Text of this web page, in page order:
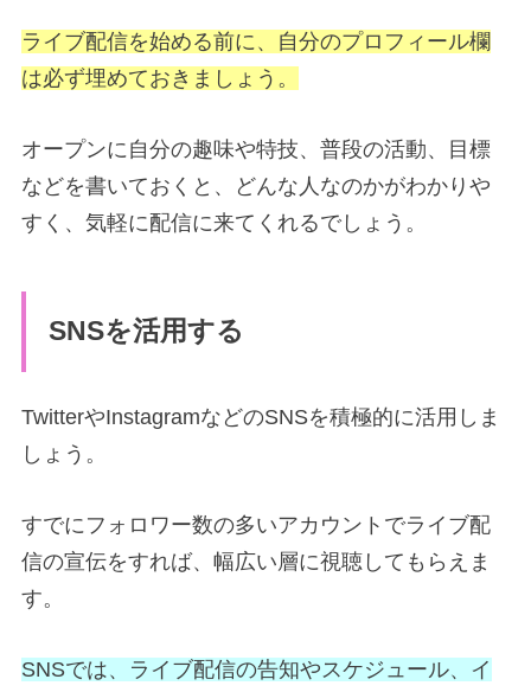
ライブ配信を始める前に、自分のプロフィール欄
は必ず埋めておきましょう。
オープンに自分の趣味や特技、普段の活動、目標
などを書いておくと、どんな人なのかがわかりや
すく、気軽に配信に来てくれるでしょう。
SNSを活用する
TwitterやInstagramなどのSNSを積極的に活用しま
しょう。
すでにフォロワー数の多いアカウントでライブ配
信の宣伝をすれば、幅広い層に視聴してもらえま
す。
SNSでは、ライブ配信の告知やスケジュール、イ